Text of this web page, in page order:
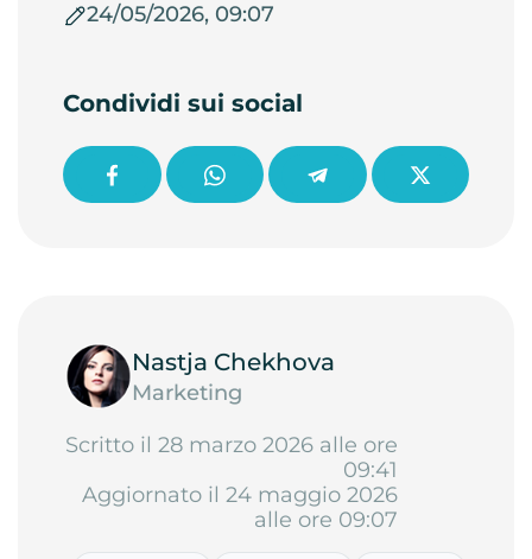
24/05/2026, 09:07
Condividi sui social
Nastja Chekhova
Marketing
Scritto il 28 marzo 2026 alle ore
09:41
Aggiornato il 24 maggio 2026
alle ore 09:07